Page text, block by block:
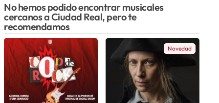
No hemos podido encontrar musicales
cercanos a Ciudad Real, pero te
recomendamos
Novedad